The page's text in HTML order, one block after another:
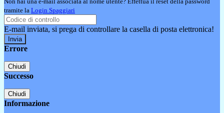
tramite la Login Spaggiari
E-mail inviata, si prega di controllare la casella di posta elettronica!
Errore
Chiudi
Successo
Chiudi
Informazione